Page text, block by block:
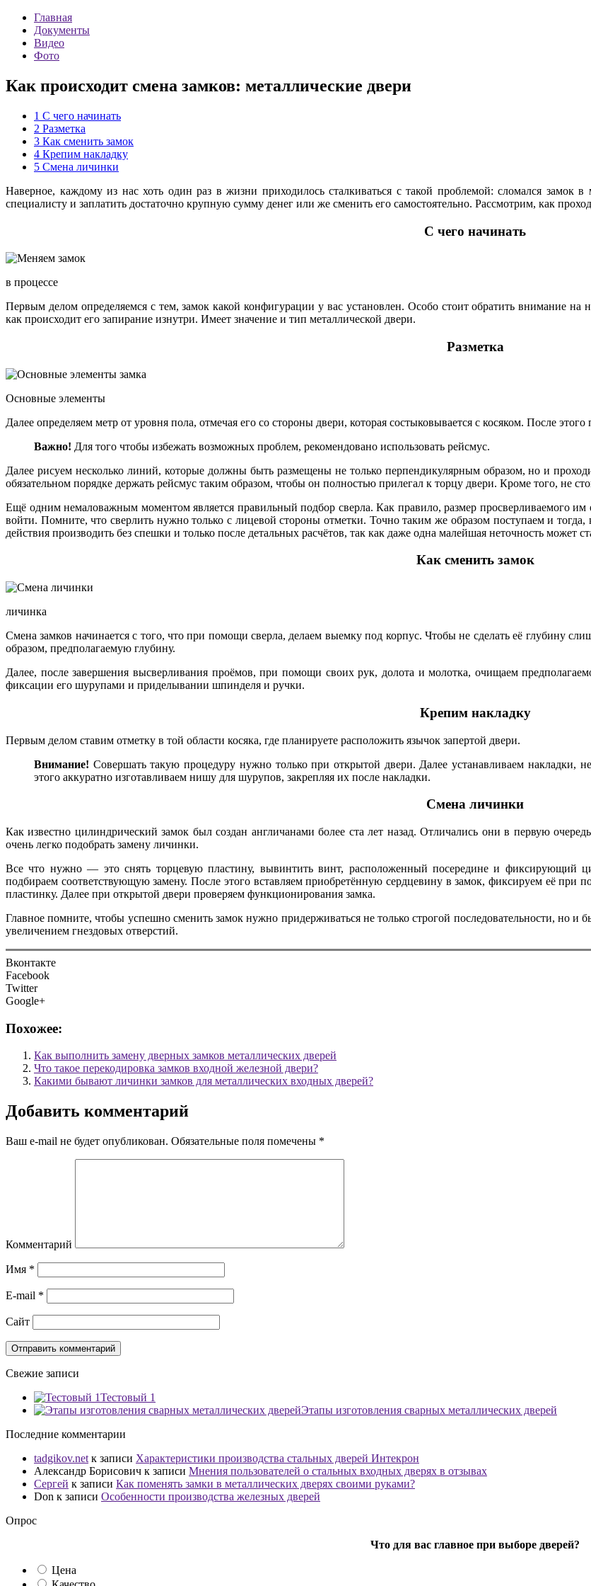
Главная
Документы
Видео
Фото
Как происходит смена замков: металлические двери
1 С чего начинать
2 Разметка
3 Как сменить замок
4 Крепим накладку
5 Смена личинки
Наверное, каждому из нас хоть один раз в жизни приходилось сталкиваться с такой проблемой: сломался замок
специалисту и заплатить достаточно крупную сумму денег или же сменить его самостоятельно. Рассмотрим, как
С чего начинать
в процессе
Первым делом определяемся с тем, замок какой конфигурации у вас установлен. Особо стоит обратить внимание на
как происходит его запирание изнутри. Имеет значение и тип металлической двери.
Разметка
Основные элементы
Далее определяем метр от уровня пола, отмечая его со стороны двери, которая состыковывается с косяком. После
Важно! Для того чтобы избежать возможных проблем, рекомендовано использовать рейсмус.
Далее рисуем несколько линий, которые должны быть размещены не только перпендикулярным образом, но и
обязательном порядке держать рейсмус таким образом, чтобы он полностью прилегал к торцу двери. Кроме того, не
Ещё одним немаловажным моментом является правильный подбор сверла. Как правило, размер просверливаемого
войти. Помните, что сверлить нужно только с лицевой стороны отметки. Точно таким же образом поступаем и
действия производить без спешки и только после детальных расчётов, так как даже одна малейшая неточность может
Как сменить замок
личинка
Смена замков начинается с того, что при помощи сверла, делаем выемку под корпус. Чтобы не сделать её глубину
образом, предполагаемую глубину.
Далее, после завершения высверливания проёмов, при помощи своих рук, долота и молотка, очищаем
фиксации его шурупами и приделывании шпинделя и ручки.
Крепим накладку
Первым делом ставим отметку в той области косяка, где планируете расположить язычок запертой двери.
Внимание! Совершать такую процедуру нужно только при открытой двери. Далее устанавливаем накладки,
этого аккуратно изготавливаем нишу для шурупов, закрепляя их после накладки.
Смена личинки
Как известно цилиндрический замок был создан англичанами более ста лет назад. Отличались они в первую
очень легко подобрать замену личинки.
Все что нужно — это снять торцевую пластину, вывинтить винт, расположенный посередине и фиксирующий
подбираем соответствующую замену. После этого вставляем приобретённую сердцевину в замок, фиксируем её
пластинку. Далее при открытой двери проверяем функционирования замка.
Главное помните, чтобы успешно сменить замок нужно придерживаться не только строгой последовательности, но
увеличением гнездовых отверстий.
Вконтакте
Facebook
Twitter
Google+
Похожее:
Как выполнить замену дверных замков металлических дверей
Что такое перекодировка замков входной железной двери?
Какими бывают личинки замков для металлических входных дверей?
Добавить комментарий
Ваш e-mail не будет опубликован. Обязательные поля помечены *
Комментарий
Имя *
E-mail *
Сайт
Свежие записи
Тестовый 1
Этапы изготовления сварных металлических дверей
Последние комментарии
tadgikov.net к записи Характеристики производства стальных дверей Интекрон
Александр Борисович к записи Мнения пользователей о стальных входных дверях в отзывах
Сергей к записи Как поменять замки в металлических дверях своими руками?
Don к записи Особенности производства железных дверей
Опрос
Что для вас главное при выборе дверей?
Цена